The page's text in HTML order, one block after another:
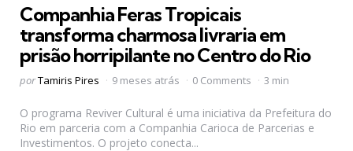
Companhia Feras Tropicais
transforma charmosa livraria em
prisão horripilante no Centro do Rio
Postado
porTamiris Pires 9 meses atrás 0 Comments 3 min
O programa Reviver Cultural é uma iniciativa da Prefeitura do
Rio em parceria com a Companhia Carioca de Parcerias e
Investimentos. O projeto conecta...